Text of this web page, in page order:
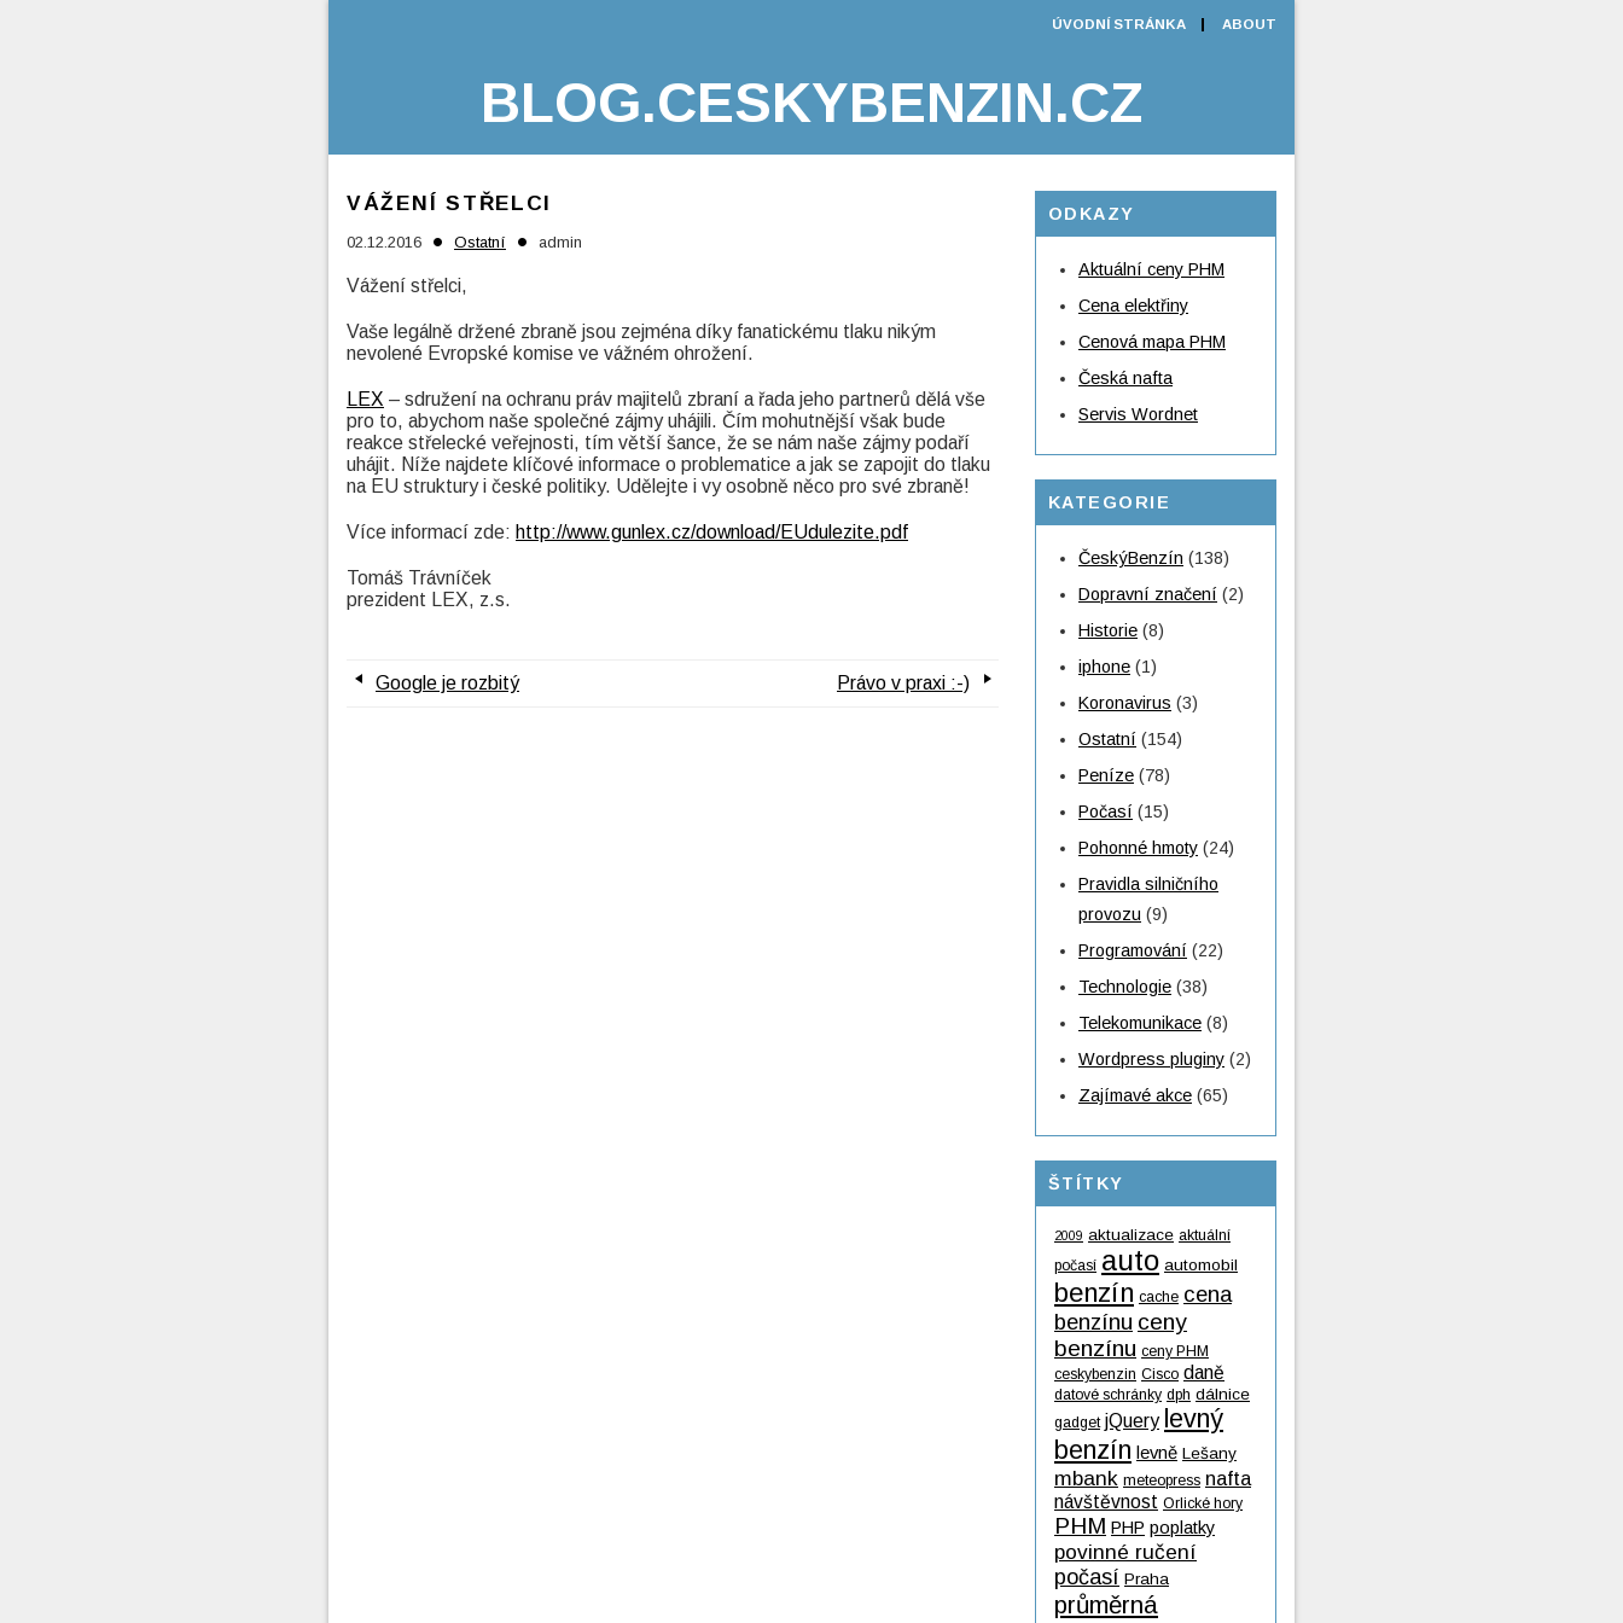
ÚVODNÍ STRÁNKA ABOUT
BLOG.CESKYBENZIN.CZ
VÁŽENÍ STŘELCI
02.12.2016 • Ostatní • admin
Vážení střelci,
Vaše legálně držené zbraně jsou zejména díky fanatickému tlaku nikým
nevolené Evropské komise ve vážném ohrožení.
LEX – sdružení na ochranu práv majitelů zbraní a řada jeho partnerů dělá vše
pro to, abychom naše společné zájmy uhájili. Čím mohutnější však bude
reakce střelecké veřejnosti, tím větší šance, že se nám naše zájmy podaří
uhájit. Níže najdete klíčové informace o problematice a jak se zapojit do tlaku
na EU struktury i české politiky. Udělejte i vy osobně něco pro své zbraně!
Více informací zde: http://www.gunlex.cz/download/EUdulezite.pdf
Tomáš Trávníček
prezident LEX, z.s.
Google je rozbitý Právo v praxi :-)
ODKAZY
Aktuální ceny PHM
Cena elektřiny
Cenová mapa PHM
Česká nafta
Servis Wordnet
KATEGORIE
ČeskýBenzín (138)
Dopravní značení (2)
Historie (8)
iphone (1)
Koronavirus (3)
Ostatní (154)
Peníze (78)
Počasí (15)
Pohonné hmoty (24)
Pravidla silničního
provozu (9)
Programování (22)
Technologie (38)
Telekomunikace (8)
Wordpress pluginy (2)
Zajímavé akce (65)
ŠTÍTKY
2009 aktualizace aktuální
počasí auto automobil
benzín cache cena
benzínu ceny
benzínu ceny PHM
ceskybenzin Cisco daně
datové schránky dph dálnice
gadget jQuery levný
benzín levně Lešany
mbank meteopress nafta
návštěvnost Orlické hory
PHM PHP poplatky
povinné ručení
počasí Praha
průměrná